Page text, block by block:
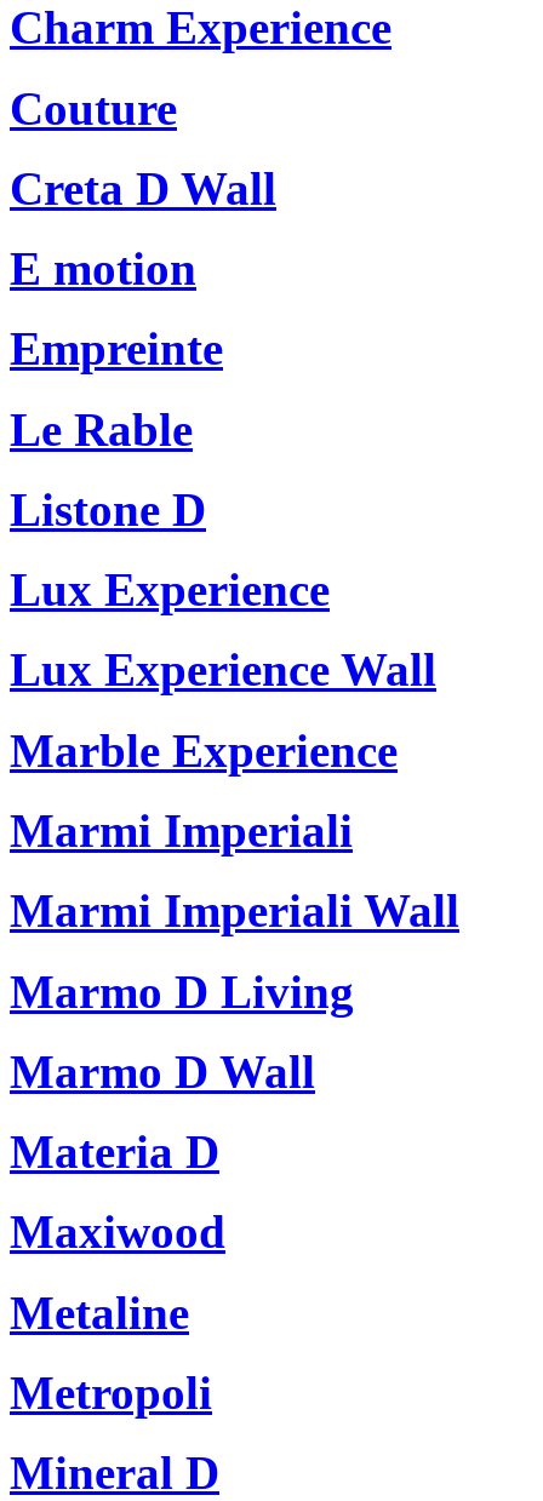
Charm Experience
Couture
Creta D Wall
E motion
Empreinte
Le Rable
Listone D
Lux Experience
Lux Experience Wall
Marble Experience
Marmi Imperiali
Marmi Imperiali Wall
Marmo D Living
Marmo D Wall
Materia D
Maxiwood
Metaline
Metropoli
Mineral D